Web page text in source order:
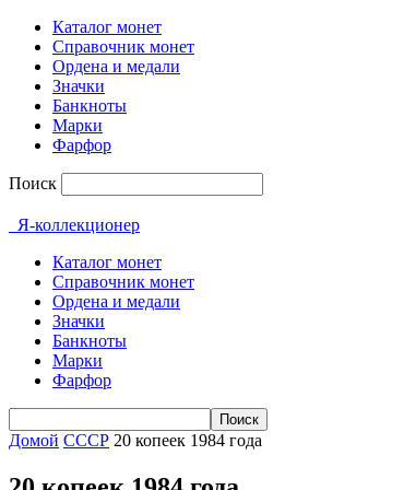
Каталог монет
Справочник монет
Ордена и медали
Значки
Банкноты
Марки
Фарфор
Поиск
Я-коллекционер
Каталог монет
Справочник монет
Ордена и медали
Значки
Банкноты
Марки
Фарфор
Домой СССР 20 копеек 1984 года